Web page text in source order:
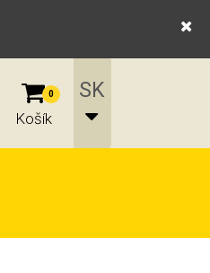
0
Košík